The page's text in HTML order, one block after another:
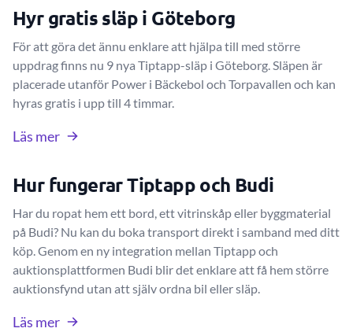
Hyr gratis släp i Göteborg
För att göra det ännu enklare att hjälpa till med större
uppdrag finns nu 9 nya Tiptapp-släp i Göteborg. Släpen är
placerade utanför Power i Bäckebol och Torpavallen och kan
hyras gratis i upp till 4 timmar.
Läs mer
Hur fungerar Tiptapp och Budi
Har du ropat hem ett bord, ett vitrinskåp eller byggmaterial
på Budi? Nu kan du boka transport direkt i samband med ditt
köp. Genom en ny integration mellan Tiptapp och
auktionsplattformen Budi blir det enklare att få hem större
auktionsfynd utan att själv ordna bil eller släp.
Läs mer